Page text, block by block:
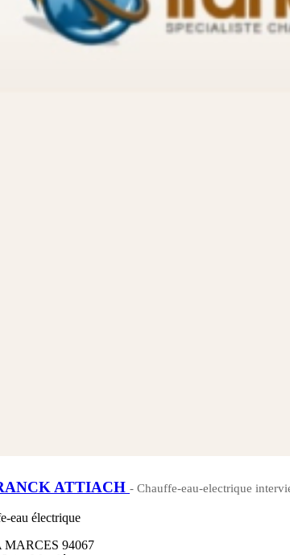
ATTIACH - Chauffe-eau-electrique
eau électrique
94067